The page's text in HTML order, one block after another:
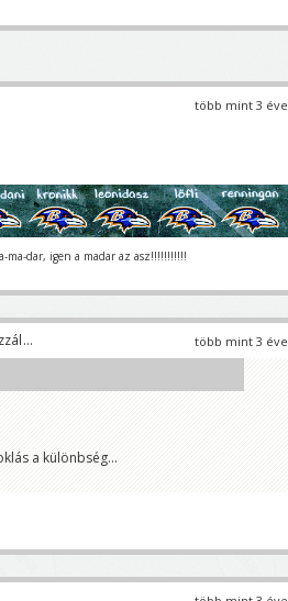
több mint 3 éve
ma-dar, igen a madar az asz!!!!!!!!!!!
több mint 3 éve
a különbség...